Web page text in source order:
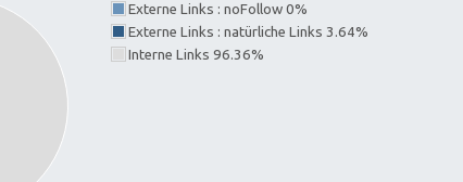
Externe Links : noFollow 0%
Externe Links : natürliche Links 3.64%
Interne Links 96.36%